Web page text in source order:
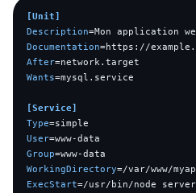
[Unit]
Description
Documentation
After
Wants=mysql.service
[Service]
Type
User
Group
WorkingDirectory
ExecStart